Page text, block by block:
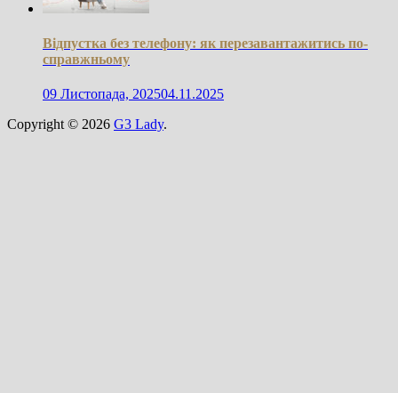
Відпустка без телефону: як перезавантажитись по-
справжньому
09 Листопада, 202504.11.2025
Copyright © 2026 G3 Lady.